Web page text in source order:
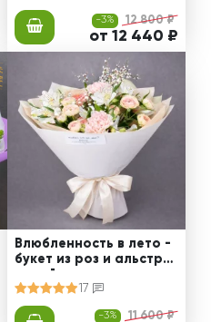
-3% 12 800 ₽
от 12 440 ₽
Влюбленность в лето -
букет из роз и альстро
мерий
17
-3% 11 600 ₽